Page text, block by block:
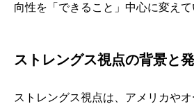
向性を「できること」中心に変えて
ストレングス視点の背景と
ストレングス視点は、アメリカや